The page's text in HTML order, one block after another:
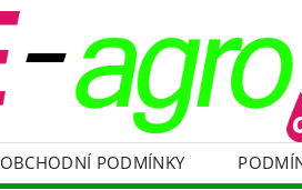
OBCHODNÍ PODMÍNKY